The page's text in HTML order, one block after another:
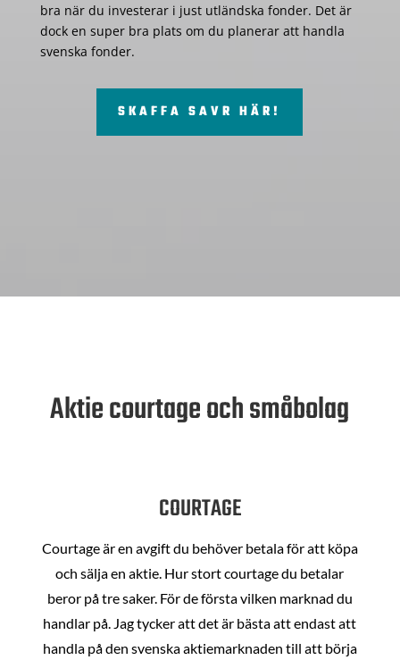
bra när du investerar i just utländska fonder. Det är
dock en super bra plats om du planerar att handla
svenska fonder.
SKAFFA SAVR HÄR!
Aktie courtage och småbolag
COURTAGE
Courtage är en avgift du behöver betala för att köpa
och sälja en aktie. Hur stort courtage du betalar
beror på tre saker. För de första vilken marknad du
handlar på. Jag tycker att det är bästa att endast att
handla på den svenska aktiemarknaden till att börja